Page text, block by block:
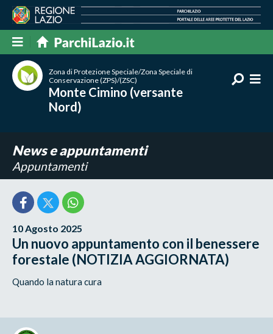
Zona di Protezione Speciale/Zona Speciale di
Conservazione (ZPS)/(ZSC)
Monte Cimino (versante
Nord)
News e appuntamenti
Appuntamenti
10 Agosto 2025
Un nuovo appuntamento con il benessere
forestale (NOTIZIA AGGIORNATA)
Quando la natura cura